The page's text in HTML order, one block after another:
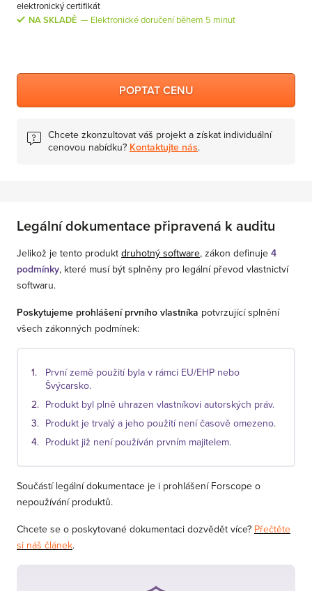
elektronický certifikát
NA SKLADĚ
Elektronické doručení během 5 minut
POPTAT CENU
Chcete zkonzultovat váš projekt a získat individuální
cenovou nabídku? Kontaktujte nás.
Legální dokumentace připravená k auditu
Jelikož je tento produkt druhotný software, zákon definuje 4
podmínky, které musí být splněny pro legální převod vlastnictví
softwaru.
Poskytujeme prohlášení prvního vlastníka potvrzující splnění
všech zákonných podmínek:
První země použití byla v rámci EU/EHP nebo
Švýcarsko.
Produkt byl plně uhrazen vlastníkovi autorských práv.
Produkt je trvalý a jeho použití není časově omezeno.
Produkt již není používán prvním majitelem.
Součástí legální dokumentace je i prohlášení Forscope o
nepoužívání produktů.
Chcete se o poskytované dokumentaci dozvědět více? Přečtěte
si náš článek.